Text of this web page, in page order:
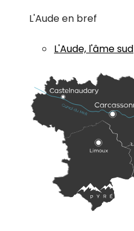
L'Aude en bref
L'Aude, l'âme sud